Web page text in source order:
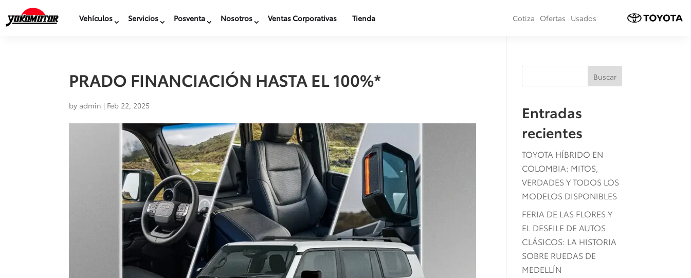
Vehículos Servicios Posventa Nosotros Ventas Corporativas Tienda Cotiza Ofertas Usados
PRADO FINANCIACIÓN HASTA EL 100%*
by admin | Feb 22, 2025
Buscar
Entradas
recientes
TOYOTA HÍBRIDO EN
COLOMBIA: MITOS,
VERDADES Y TODOS LOS
MODELOS DISPONIBLES
FERIA DE LAS FLORES Y
EL DESFILE DE AUTOS
CLÁSICOS: LA HISTORIA
SOBRE RUEDAS DE
MEDELLÍN